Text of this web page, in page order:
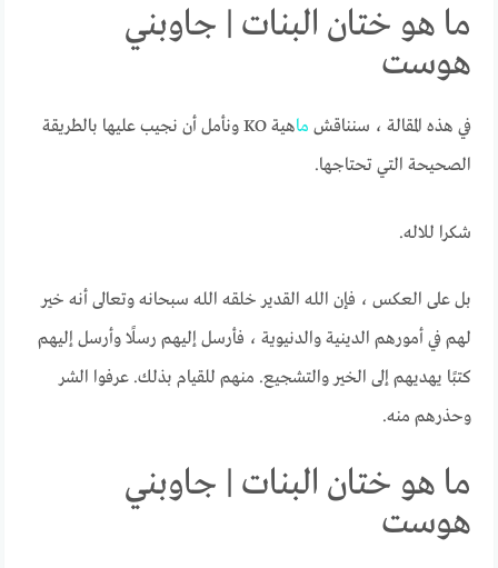
ما هو ختان البنات | جاوبني
هوست
في هذه المقالة ، سنناقش ما
هية KO ونأمل أن نجيب عليها بالطريقة
الصحيحة التي تحتاجها.
شكرا للاله.
بل على العكس ، فإن الله القدير خلقه الله سبحانه وتعالى أنه خير
لهم في أمورهم الدينية والدنيوية ، فأرسل إليهم رسلًا وأرسل إليهم
كتبًا يهديهم إلى الخير والتشجيع. منهم للقيام بذلك. عرفوا الشر
وحذرهم منه.
ما هو ختان البنات | جاوبني
هوست